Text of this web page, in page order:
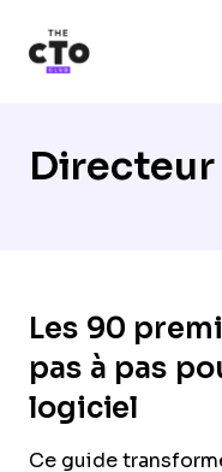
Les 90
pas à pas
logiciel
Ce guide